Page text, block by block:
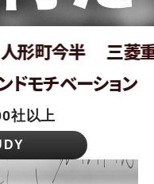
人形町今半
三菱重
ドモチベーション
社以上